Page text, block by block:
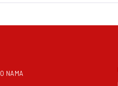
O NAMA